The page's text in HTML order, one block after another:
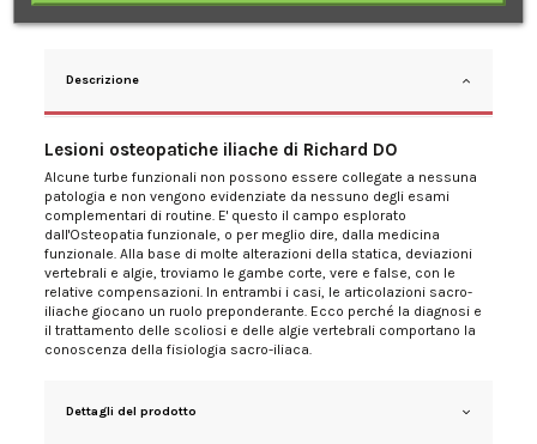
Descrizione
Lesioni osteopatiche iliache di Richard DO
Alcune turbe funzionali non possono essere collegate a nessuna
patologia e non vengono evidenziate da nessuno degli esami
complementari di routine. E' questo il campo esplorato
dall'Osteopatia funzionale, o per meglio dire, dalla medicina
funzionale. Alla base di molte alterazioni della statica, deviazioni
vertebrali e algie, troviamo le gambe corte, vere e false, con le
relative compensazioni. In entrambi i casi, le articolazioni sacro-
iliache giocano un ruolo preponderante. Ecco perché la diagnosi e
il trattamento delle scoliosi e delle algie vertebrali comportano la
conoscenza della fisiologia sacro-iliaca.
Dettagli del prodotto